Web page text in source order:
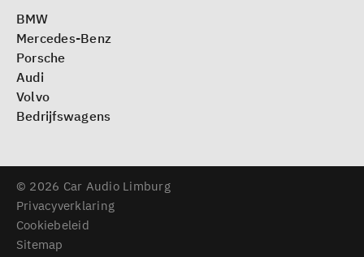
BMW
Mercedes-Benz
Porsche
Audi
Volvo
Bedrijfswagens
© 2026 Car Audio Limburg
Privacyverklaring
Cookiebeleid
Sitemap